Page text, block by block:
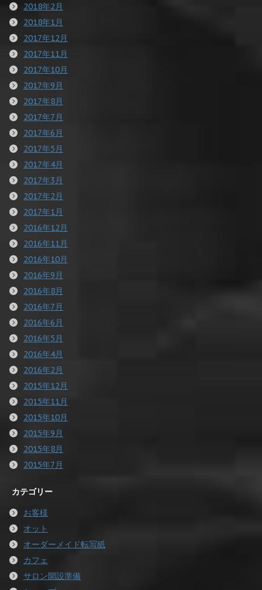
2018年2月
2018年1月
2017年12月
2017年11月
2017年10月
2017年9月
2017年8月
2017年7月
2017年6月
2017年5月
2017年4月
2017年3月
2017年2月
2017年1月
2016年12月
2016年11月
2016年10月
2016年9月
2016年8月
2016年7月
2016年6月
2016年5月
2016年4月
2016年2月
2015年12月
2015年11月
2015年10月
2015年9月
2015年8月
2015年7月
カテゴリー
お客様
オット
オーダーメイド転写紙
カフェ
サロン開設準備